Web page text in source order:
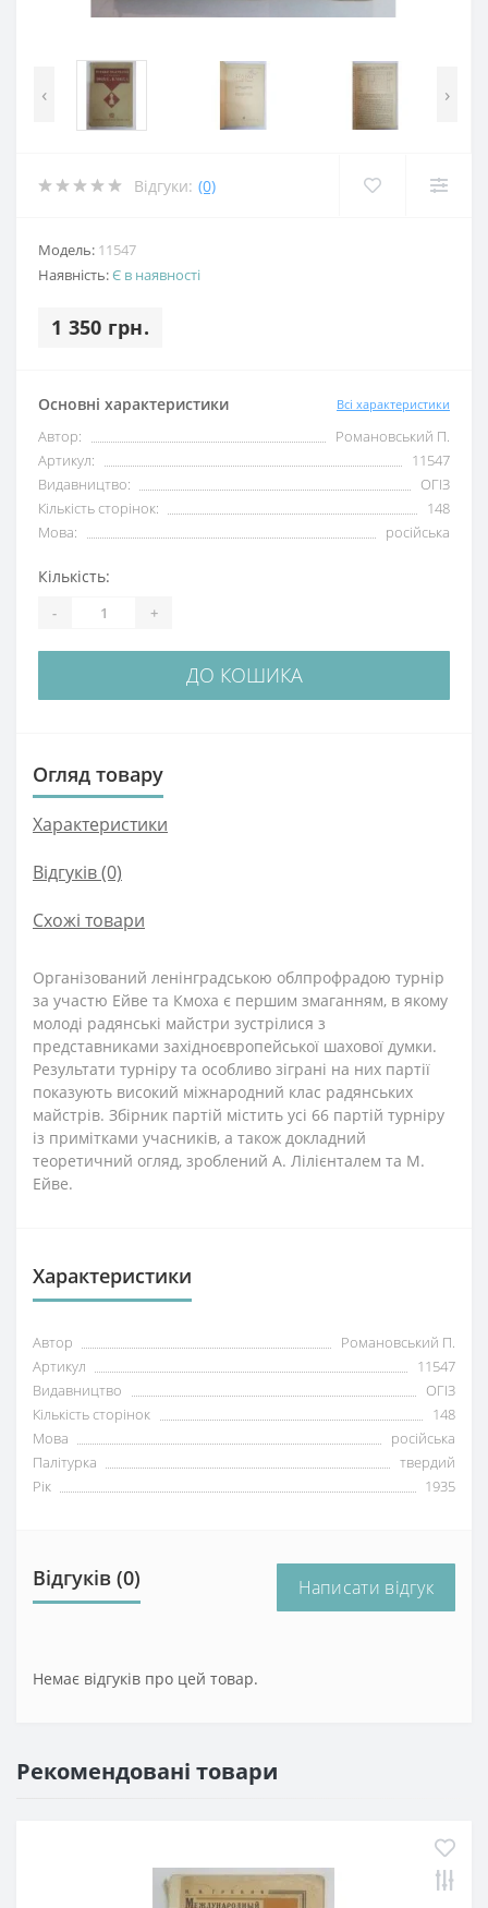
‹ ›
Відгуки: (0)
Модель: 11547
Наявність:Є в наявності
1 350 грн.
Основні характеристики Всі характеристики
Автор:
Романовський П.
Артикул:
11547
Видавництво:
ОГІЗ
Кількість сторінок:
148
Мова:
російська
Кількість:
- +
ДО КОШИКА
Огляд товару
Характеристики
Відгуків (0)
Схожі товари
Організований ленінградською облпрофрадою турнір
за участю Ейве та Кмоха є першим змаганням, в якому
молоді радянські майстри зустрілися з
представниками західноєвропейської шахової думки.
Результати турніру та особливо зіграні на них партії
показують високий міжнародний клас радянських
майстрів. Збірник партій містить усі 66 партій турніру
із примітками учасників, а також докладний
теоретичний огляд, зроблений А. Лілієнталем та М.
Ейве.
Характеристики
Автор
Романовський П.
Артикул
11547
Видавництво
ОГІЗ
Кількість сторінок
148
Мова
російська
Палітурка
твердий
Рік
1935
Відгуків (0) Написати відгук
Немає відгуків про цей товар.
Рекомендовані товари